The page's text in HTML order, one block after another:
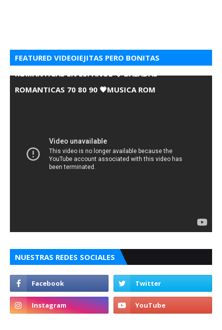
FEATURED VIDEOIEJITAS PERO BONITAS
ROMANTICAS EN ESPANOL 💘 BALADAS
ROMANTICAS 70 80 90 💗MUSICA ROM
NUESTRAS REDES SOCIALES